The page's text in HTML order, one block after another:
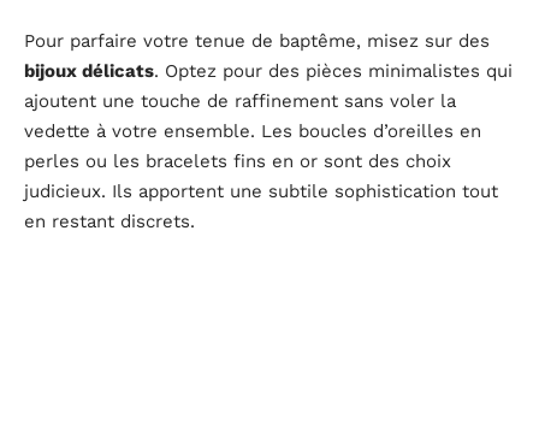
Pour parfaire votre tenue de baptême, misez sur des
bijoux délicats. Optez pour des pièces minimalistes qui
ajoutent une touche de raffinement sans voler la
vedette à votre ensemble. Les boucles d’oreilles en
perles ou les bracelets fins en or sont des choix
judicieux. Ils apportent une subtile sophistication tout
en restant discrets.